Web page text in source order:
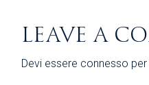
LEAVE A
Devi essere connesso